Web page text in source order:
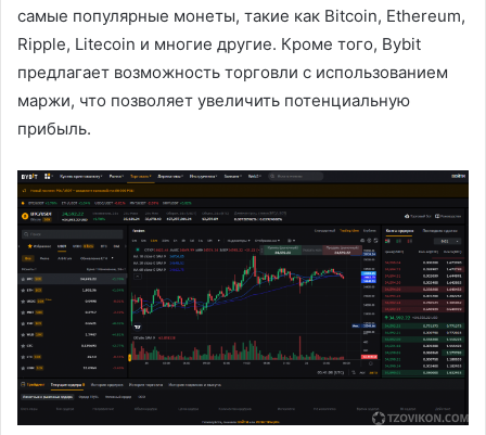
самые популярные монеты, такие как Bitcoin, Ethereum,
Ripple, Litecoin и многие другие. Кроме того, Bybit
предлагает возможность торговли с использованием
маржи, что позволяет увеличить потенциальную
прибыль.